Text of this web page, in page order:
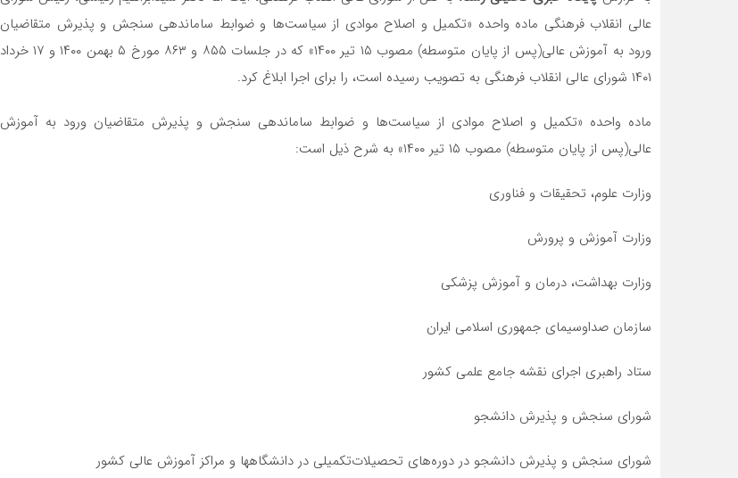
عالی انقلاب فرهنگی ماده واحده «تکمیل و اصلاح موادی از سیاست‌ها و ضوابط ساماندهی سنجش و پذیرش متقاضیان
ورود به آموزش عالی(پس از پایان متوسطه) مصوب ۱۵ تیر ۱۴۰۰» که در جلسات ۸۵۵ و ۸۶۳ مورخ ۵ بهمن ۱۴۰۰ و ۱۷ خرداد
۱۴۰۱ شورای عالی انقلاب فرهنگی به تصویب رسیده است، را برای اجرا ابلاغ کرد.
ماده واحده «تکمیل و اصلاح موادی از سیاست‌ها و ضوابط ساماندهی سنجش و پذیرش متقاضیان ورود به آموزش
عالی(پس از پایان متوسطه) مصوب ۱۵ تیر ۱۴۰۰» به شرح ذیل است:
وزارت علوم، تحقیقات و فناوری
وزارت آموزش و پرورش
وزارت بهداشت، درمان و آموزش پزشکی
سازمان صداوسیمای جمهوری اسلامی ایران
ستاد راهبری اجرای نقشه جامع علمی کشور
شورای سنجش و پذیرش دانشجو
شورای سنجش‌ و پذیرش دانشجو در دوره‌های تحصیلات‌تکمیلی در دانشگاهها و مراکز آموزش‌ عالی‌ کشور